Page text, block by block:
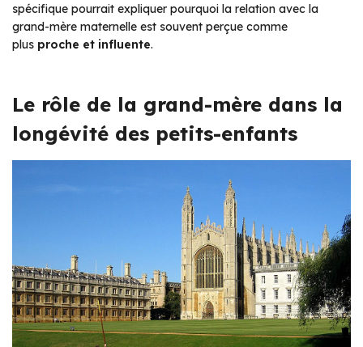
spécifique pourrait expliquer pourquoi la relation avec la
grand-mère maternelle est souvent perçue comme
plus proche et influente.
Le rôle de la grand-mère dans la
longévité des petits-enfants